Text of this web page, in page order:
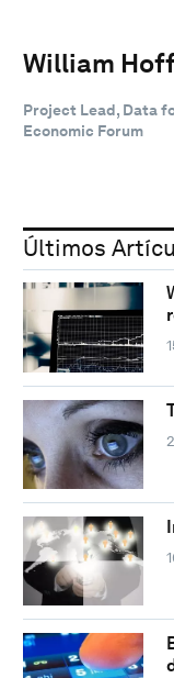
William
Project Lead, Data
Economic Forum
Últimos